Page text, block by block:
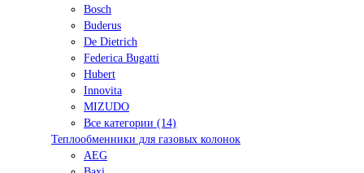
Bosch
Buderus
De Dietrich
Federica Bugatti
Hubert
Innovita
MIZUDO
Все категории (14)
Теплообменники для газовых колонок
AEG